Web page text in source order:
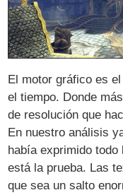
El motor gráfico es
el tiempo. Donde
de resolución que
En nuestro análisis
había exprimido
está la prueba. Las
que sea un salto